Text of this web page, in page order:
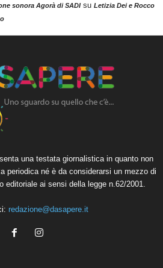
sonora Agorà di SADIsu Letizia Dei e Rocco
una testata giornalistica in quanto non
periodica né è da considerarsi un mezzo di
editoriale ai sensi della legge n.62/2001.
redazione@dasapere.it